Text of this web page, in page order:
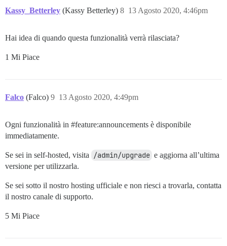
Kassy_Betterley (Kassy Betterley) 13 Agosto 2020, 4:46pm
8
Hai idea di quando questa funzionalità verrà rilasciata?
1 Mi Piace
Falco (Falco) 13 Agosto 2020, 4:49pm
9
Ogni funzionalità in #feature:announcements è disponibile
immediatamente.
Se sei in self-hosted, visita /admin/upgrade e aggiorna all’ultima
versione per utilizzarla.
Se sei sotto il nostro hosting ufficiale e non riesci a trovarla, contatta
il nostro canale di supporto.
5 Mi Piace